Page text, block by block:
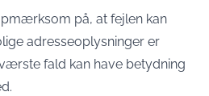
på, at fejlen kan
adresseoplysninger er
fald kan have betydning